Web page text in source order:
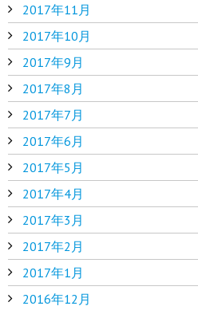
2017年11月
2017年10月
2017年9月
2017年8月
2017年7月
2017年6月
2017年5月
2017年4月
2017年3月
2017年2月
2017年1月
2016年12月